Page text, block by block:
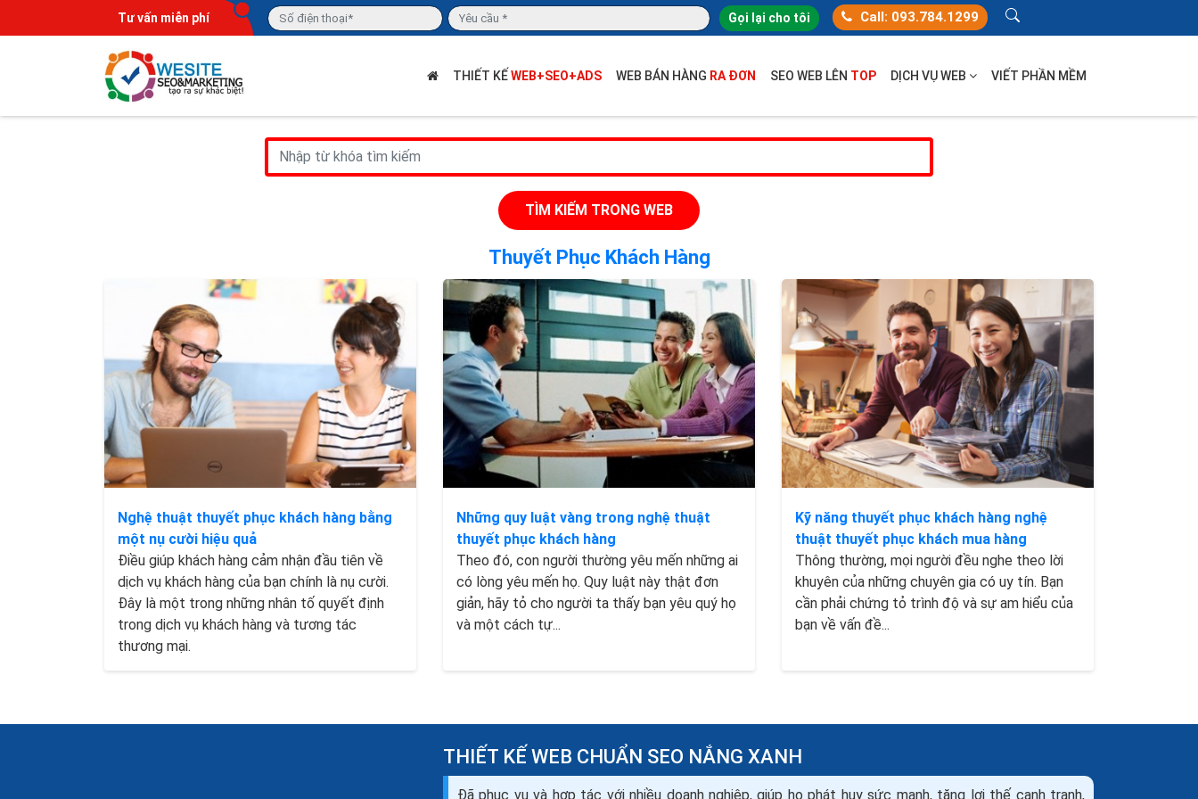
Tư vấn miễn phí Gọi lại cho tôi Call: 093.784.1299
THIẾT KẾWEB+SEO+ADS WEB BÁN HÀNG RA ĐƠN SEO WEB LÊN TOP DỊCH VỤ WEB VIẾT PHẦN MỀM
TÌM KIẾM TRONG WEB
Thuyết Phục Khách Hàng
Nghệ thuật thuyết phục khách hàng bằng
một nụ cười hiệu quả
Điều giúp khách hàng cảm nhận đầu tiên về
dịch vụ khách hàng của bạn chính là nụ cười.
Đây là một trong những nhân tố quyết định
trong dịch vụ khách hàng và tương tác
thương mại.
Những quy luật vàng trong nghệ thuật
thuyết phục khách hàng
Theo đó, con người thường yêu mến những ai
có lòng yêu mến họ. Quy luật này thật đơn
giản, hãy tỏ cho người ta thấy bạn yêu quý họ
và một cách tự...
Kỹ năng thuyết phục khách hàng nghệ
thuật thuyết phục khách mua hàng
Thông thường, mọi người đều nghe theo lời
khuyên của những chuyên gia có uy tín. Bạn
cần phải chứng tỏ trình độ và sự am hiểu của
bạn về vấn đề...
THIẾT KẾ WEB CHUẨN SEO NẮNG XANH
Đã phục vụ và hợp tác với nhiều doanh nghiệp, giúp họ phát huy sức mạnh, tăng lợi thế cạnh tranh,